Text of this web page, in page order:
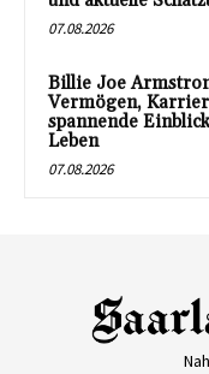
07.08.2026
Billie Joe
Vermögen,
spannende
Leben
07.08.2026